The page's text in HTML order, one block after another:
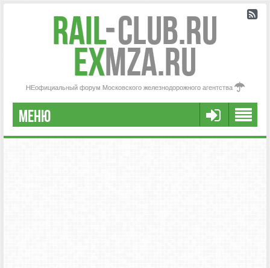
Rail-Club.RU
exMZA.RU
НЕофициальный форум Московского железнодорожного агентства
МЕНЮ
РЕГИСТРАЦИЯ